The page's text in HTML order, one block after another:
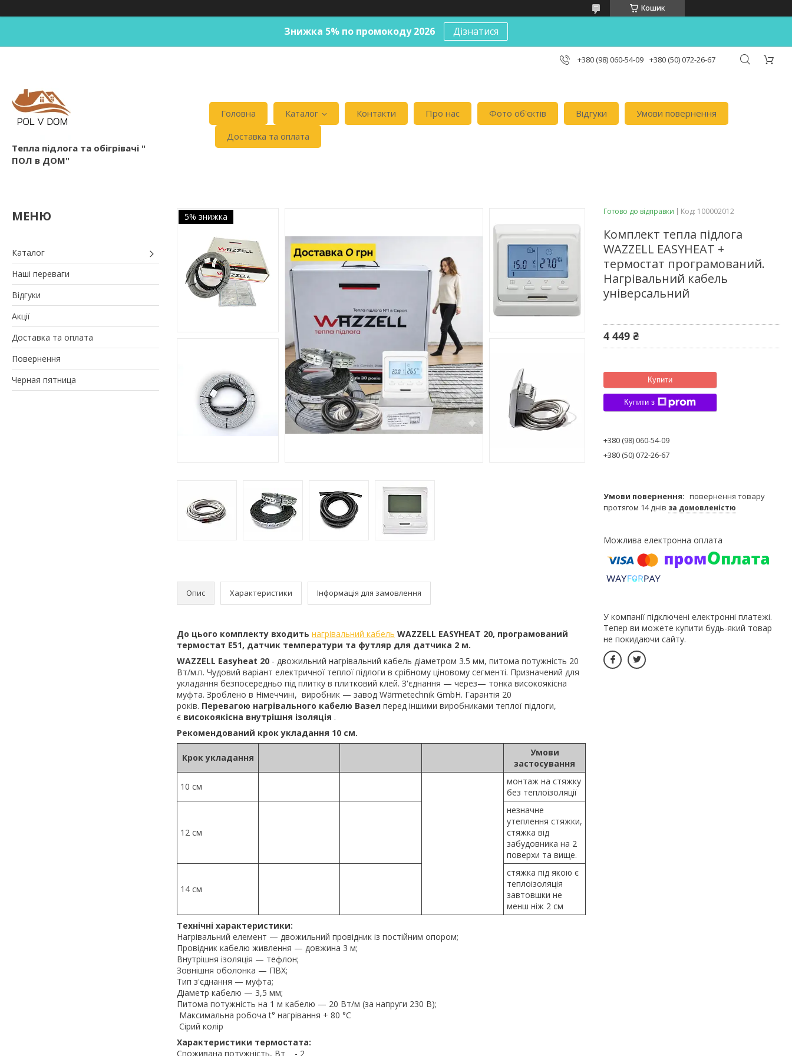
Кошик
Знижка 5% по промокоду 2026 Дізнатися
+380 (98) 060-54-09 +380 (50) 072-26-67
Тепла підлога та обігрівачі "
ПОЛ в ДОМ"
Головна Каталог Контакти Про нас Фото об'єктів Відгуки
Умови повернення
Доставка та оплата
Каталог
Наші переваги
Відгуки
Акції
Доставка та оплата
Повернення
Черная пятница
5% знижка
Опис Характеристики Інформація для замовлення
До цього комплекту входить нагрівальний кабель WAZZELL EASYHEAT 20, програмований
термостат E51, датчик температури та футляр для датчика 2 м.
WAZZELL Easyheat 20 - двожильний нагрівальний кабель діаметром 3.5 мм, питома потужність 20
Вт/м.п. Чудовий варіант електричної теплої підлоги в срібному ціновому сегменті. Призначений для
укладання безпосередньо під плитку в плитковий клей. З'єднання — через— тонка високоякісна
муфта. Зроблено в Німеччині, виробник — завод Wärmetechnik GmbH. Гарантія 20
років. Перевагою нагрівального кабелю Вазел перед іншими виробниками теплої підлоги,
є високоякісна внутрішня ізоляція .
Рекомендований крок укладання 10 см.
Крок укладання
Умови
застосування
10 см
монтаж на стяжку
без теплоізоляції
12 см
незначне
утеплення стяжки,
стяжка від
забудовника на 2
поверхи та вище.
14 см
стяжка під якою є
теплоізоляція
завтовшки не
менш ніж 2 см
Технічні характеристики:
Нагрівальний елемент — двожильний провідник із постійним опором;
Провідник кабелю живлення — довжина 3 м;
Внутрішня ізоляція — тефлон;
Зовнішня оболонка — ПВХ;
Тип з'єднання — муфта;
Діаметр кабелю — 3,5 мм;
Питома потужність на 1 м кабелю — 20 Вт/м (за напруги 230 В);
Максимальна робоча t° нагрівання + 80 °C
Сірий колір
Характеристики термостата:
Споживана потужність, Вт - 2
Готово до відправки Код: 100002012
Комплект тепла підлога
WAZZELL EASYHEAT +
термостат програмований.
Нагрівальний кабель
універсальний
4 449 ₴
Купити
Купити з
+380 (98) 060-54-09
+380 (50) 072-26-67
повернення товару
протягом 14 днів за домовленістю
У компанії підключені електронні платежі.
Тепер ви можете купити будь-який товар
не покидаючи сайту.